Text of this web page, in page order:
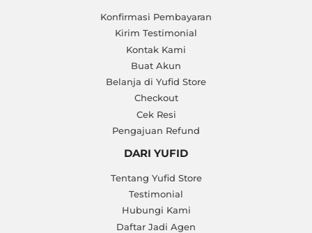
Konfirmasi Pembayaran
Kirim Testimonial
Kontak Kami
Buat Akun
Belanja di Yufid Store
Checkout
Cek Resi
Pengajuan Refund
DARI YUFID
Tentang Yufid Store
Testimonial
Hubungi Kami
Daftar Jadi Agen